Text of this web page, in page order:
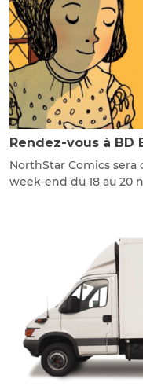
Rendez-vous à BD
NorthStar Comics sera
week-end du 18 au 20